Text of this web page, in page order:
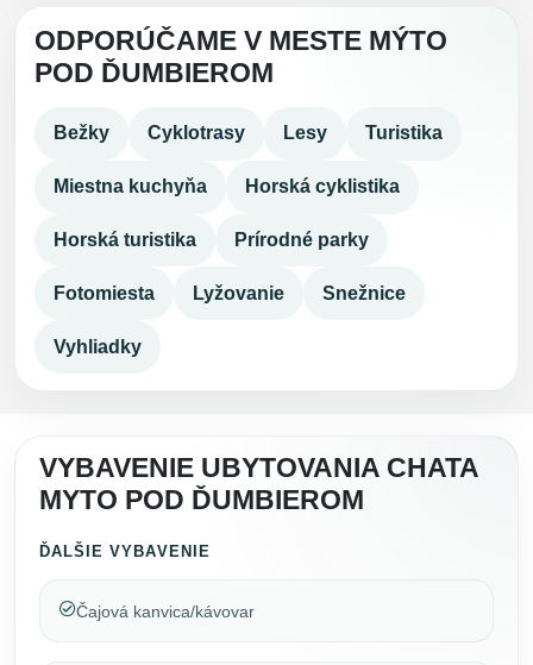
ODPORÚČAME V MESTE MÝTO
POD ĎUMBIEROM
Bežky Cyklotrasy Lesy Turistika
Miestna kuchyňa Horská cyklistika
Horská turistika Prírodné parky
Fotomiesta Lyžovanie Snežnice
Vyhliadky
VYBAVENIE UBYTOVANIA CHATA
MYTO POD ĎUMBIEROM
ĎALŠIE VYBAVENIE
Čajová kanvica/kávovar